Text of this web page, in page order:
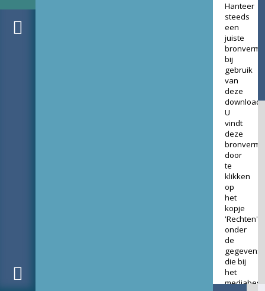
Hanteer
steeds
een
juiste
bij
gebruik
van
deze
download.
U
vindt
deze
door
te
klikken
op
het
kopje
'Rechten'
onder
de
gegevens
die bij
het